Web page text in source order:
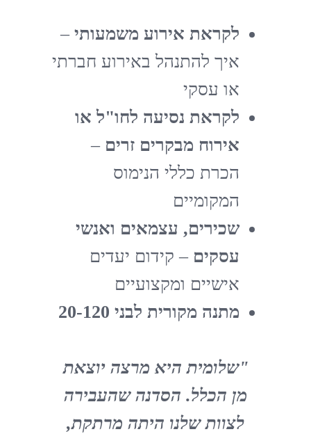
לקראת אירוע משמעותי–
איך להתנהל באירוע חברתי
או עסקי
לקראת נסיעה לחו"ל או
אירוח מבקרים זרים–
הכרת כללי הנימוס
המקומיים
שכירים, עצמאים ואנשי
עסקים– קידום יעדים
אישיים ומקצועיים
מתנה מקורית לבני 20-120
"שלומית היא מרצה יוצאת
מן הכלל. הסדנה שהעבירה
לצוות שלנו היתה מרתקת,